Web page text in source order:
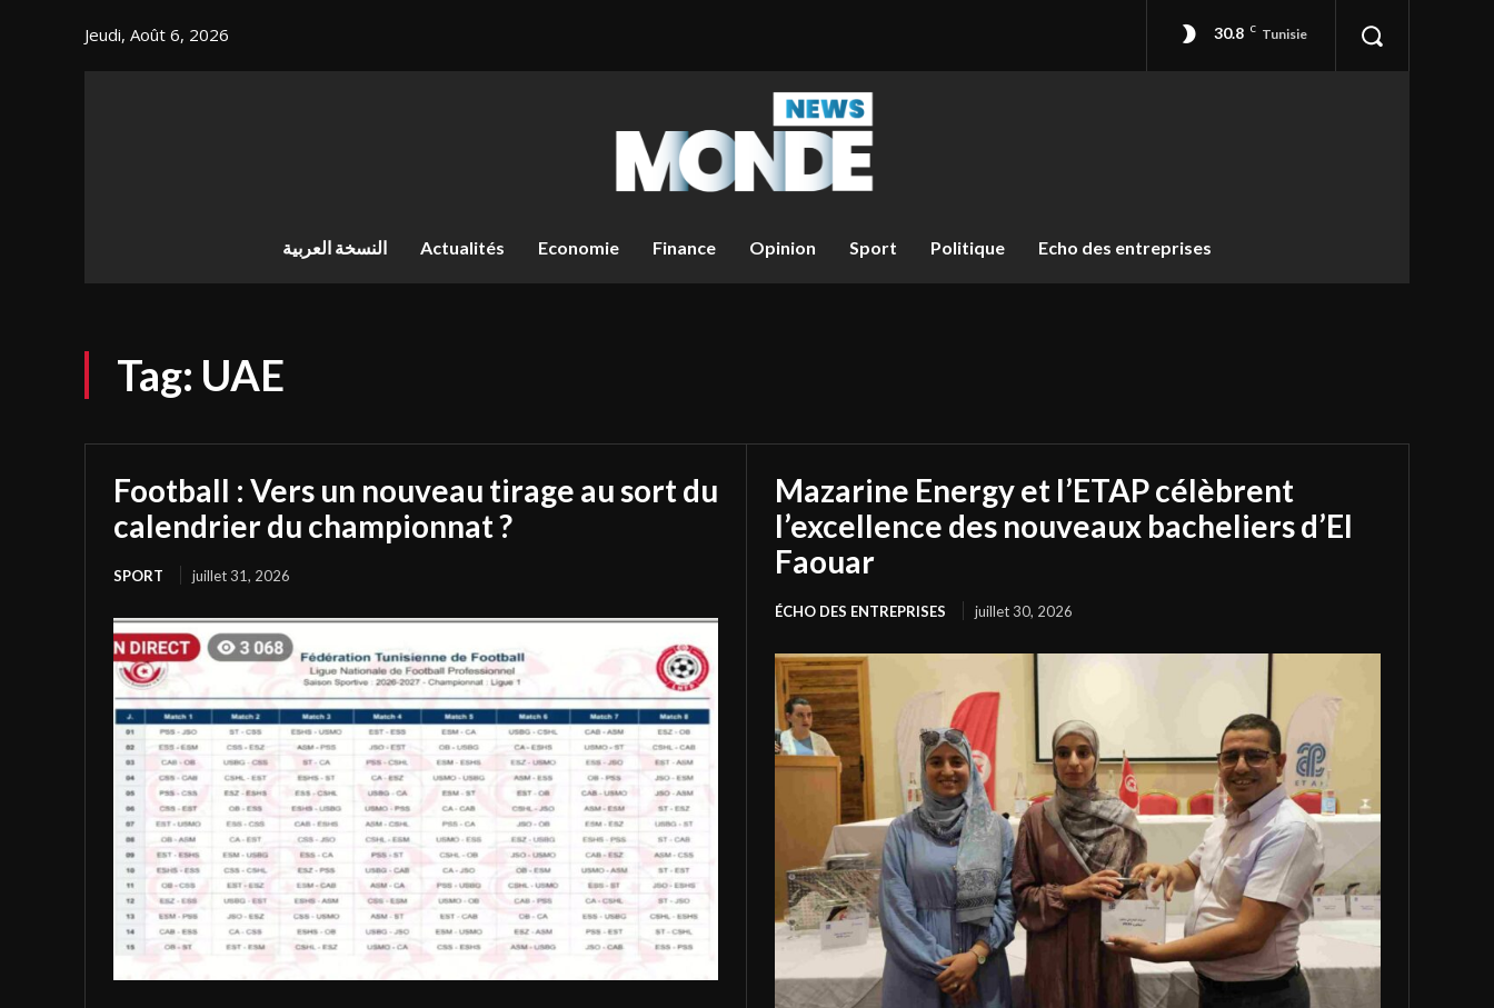
Jeudi, Août 6, 2026 30.8 C Tunisie
النسخة العربية Actualités Economie Finance Opinion Sport Politique Echo des entreprises
Tag: UAE
Football : Vers un nouveau tirage au sort du
calendrier du championnat ?
SPORT juillet 31, 2026
Mazarine Energy et l’ETAP célèbrent
l’excellence des nouveaux bacheliers d’El
Faouar
ÉCHO DES ENTREPRISES juillet 30, 2026